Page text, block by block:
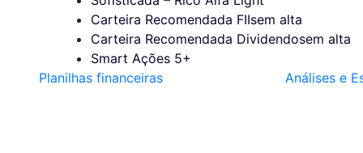
Carteira Recomendada FIIsem alta
Carteira Recomendada Dividendosem alta
Smart Ações 5+
Planilhas financeiras
Análises e